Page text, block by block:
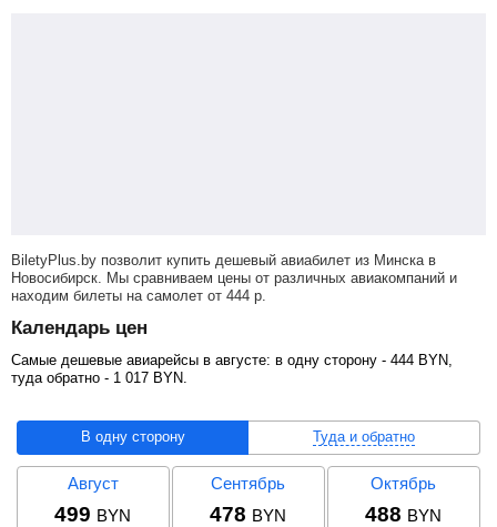
BiletyPlus.by позволит купить дешевый авиабилет из Минска в
Новосибирск. Мы сравниваем цены от различных авиакомпаний и
находим билеты на самолет от 444 р
Календарь цен
Самые дешевые авиарейсы в августе: в одну сторону - 444 BYN
туда обратно - 1 017 BYN
В одну сторону Туда и обратно
Август
499 BYN
Сентябрь
478 BYN
Октябрь
488 BYN